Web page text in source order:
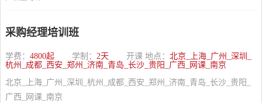
采购经理培训班
学费： 4800起 学制： 2天 开课 地点： 北京_上海_广州_深圳_
杭州_成都_西安_郑州_济南_青岛_长沙_贵阳_广西_网课_南京
北京_上海_广州_深圳_杭州_成都_西安_郑州_济南_青岛_长沙_贵阳_
广西_网课_南京